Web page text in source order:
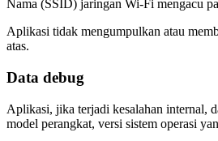
Nama (SSID) jaringan Wi-Fi mengacu
Aplikasi tidak mengumpulkan atau
atas.
Data debug
Aplikasi, jika terjadi kesalahan internal,
model perangkat, versi sistem operasi